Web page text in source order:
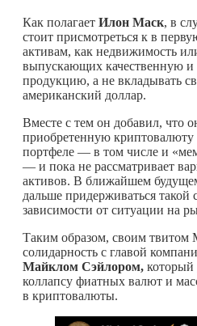
Как полагает Илон Маск, в
стоит присмотреться к в
активам, как недвижимость
выпускающих качественную и
продукцию, а не вкладывать
американский доллар.
Вместе с тем он добавил, что
приобретенную
портфеле — в том числе и
— и пока не рассматривает
активов. В ближайшем
дальше придерживаться такой
зависимости от ситуации на
Таким образом, своим твитом
солидарность с главой
Майклом Сэйлором, который
коллапсу фиатных валют и
в криптовалюты.